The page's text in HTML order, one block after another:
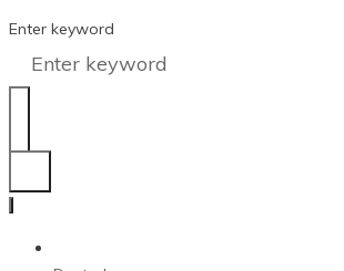
Enter keyword